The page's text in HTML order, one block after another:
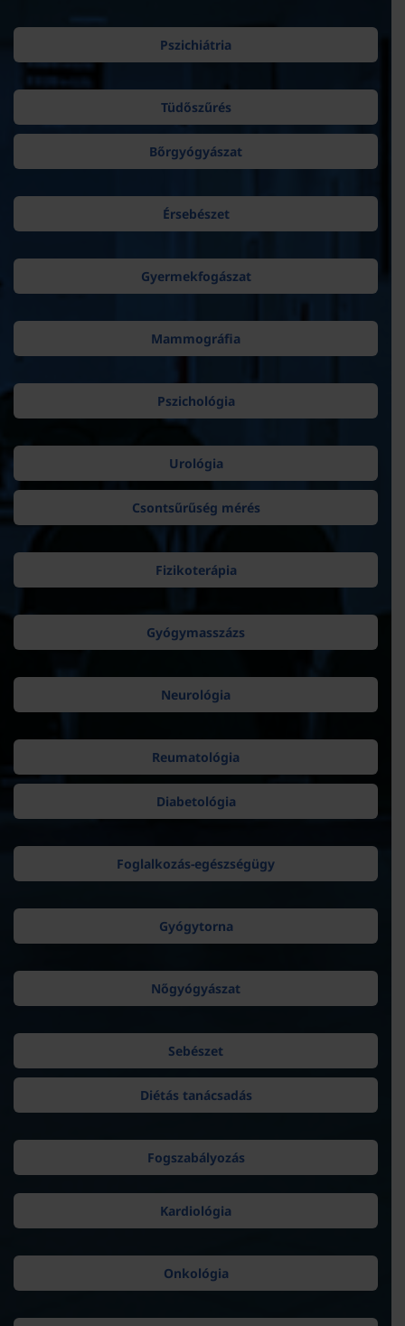
Pszichiátria
Tüdőszűrés
Bőrgyógyászat
Érsebészet
Gyermekfogászat
Mammográfia
Pszichológia
Urológia
Csontsűrűség mérés
Fizikoterápia
Gyógymasszázs
Neurológia
Reumatológia
Diabetológia
Foglalkozás-egészségügy
Gyógytorna
Nőgyógyászat
Sebészet
Diétás tanácsadás
Fogszabályozás
Kardiológia
Onkológia